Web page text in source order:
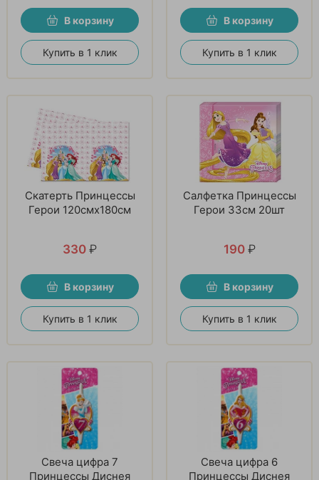
В корзину
Купить в 1 клик
В корзину
Купить в 1 клик
Скатерть Принцессы
Герои 120смх180см
330 ₽
В корзину
Купить в 1 клик
Салфетка Принцессы
Герои 33см 20шт
190 ₽
В корзину
Купить в 1 клик
Свеча цифра 7
Принцессы Диснея
Свеча цифра 6
Принцессы Диснея